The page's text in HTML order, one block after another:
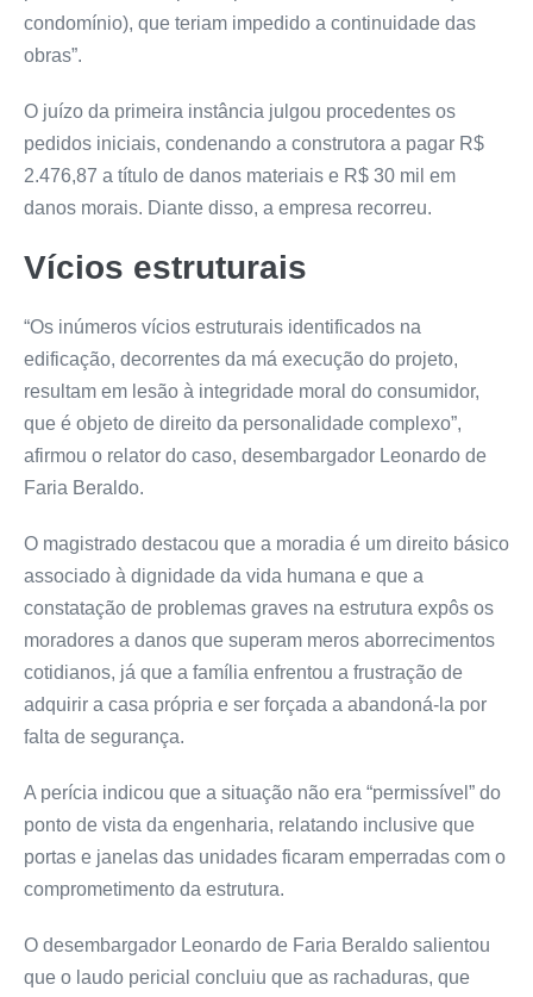
condomínio), que teriam impedido a continuidade das
obras”.
O juízo da primeira instância julgou procedentes os
pedidos iniciais, condenando a construtora a pagar R$
2.476,87 a título de danos materiais e R$ 30 mil em
danos morais. Diante disso, a empresa recorreu.
Vícios estruturais
“Os inúmeros vícios estruturais identificados na
edificação, decorrentes da má execução do projeto,
resultam em lesão à integridade moral do consumidor,
que é objeto de direito da personalidade complexo”,
afirmou o relator do caso, desembargador Leonardo de
Faria Beraldo.
O magistrado destacou que a moradia é um direito básico
associado à dignidade da vida humana e que a
constatação de problemas graves na estrutura expôs os
moradores a danos que superam meros aborrecimentos
cotidianos, já que a família enfrentou a frustração de
adquirir a casa própria e ser forçada a abandoná-la por
falta de segurança.
A perícia indicou que a situação não era “permissível” do
ponto de vista da engenharia, relatando inclusive que
portas e janelas das unidades ficaram emperradas com o
comprometimento da estrutura.
O desembargador Leonardo de Faria Beraldo salientou
que o laudo pericial concluiu que as rachaduras, que